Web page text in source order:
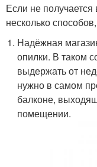
Если не получается
несколько
Надёжная
опилки. В таком
выдержать от
нужно в самом
балконе,
помещении.